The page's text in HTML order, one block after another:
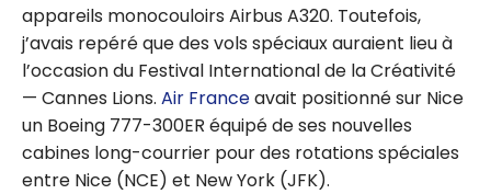
appareils monocouloirs Airbus A320. Toutefois,
j’avais repéré que des vols spéciaux auraient lieu à
l’occasion du Festival International de la Créativité
— Cannes Lions. Air Franceavait positionné sur Nice
un Boeing 777-300ER équipé de ses nouvelles
cabines long-courrier pour des rotations spéciales
entre Nice (NCE) et New York (JFK).